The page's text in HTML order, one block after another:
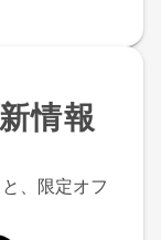
情報
、限定オフ